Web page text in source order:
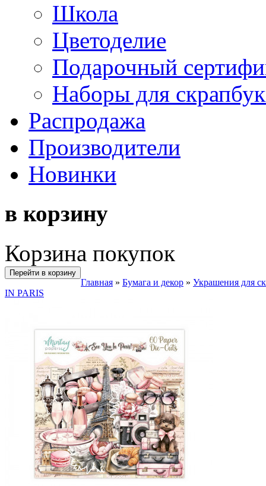
Школа
Цветоделие
Подарочный
Наборы для
Распродажа
Производители
Новинки
в корзину
Корзина покупок
Перейти в корзину
Главная » Бумага и декор » Украшения для
IN PARIS